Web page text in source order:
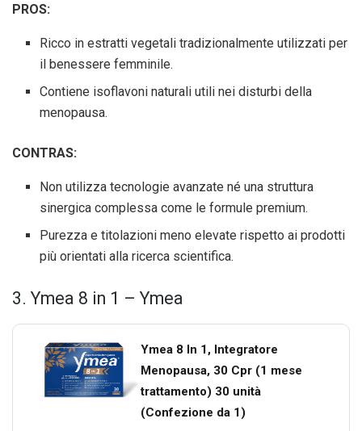
PROS:
Ricco in estratti vegetali tradizionalmente utilizzati per
il benessere femminile.
Contiene isoflavoni naturali utili nei disturbi della
menopausa.
CONTRAS:
Non utilizza tecnologie avanzate né una struttura
sinergica complessa come le formule premium.
Purezza e titolazioni meno elevate rispetto ai prodotti
più orientati alla ricerca scientifica.
3. Ymea 8 in 1 – Ymea
Ymea 8 In 1, Integratore
Menopausa, 30 Cpr (1 mese
trattamento) 30 unità
(Confezione da 1)